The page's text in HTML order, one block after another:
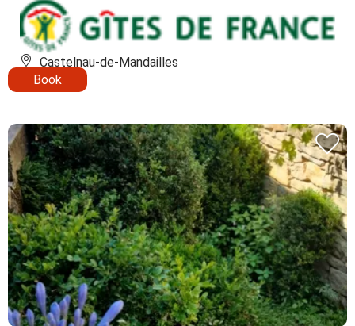
Castelnau-de-Mandailles
Book